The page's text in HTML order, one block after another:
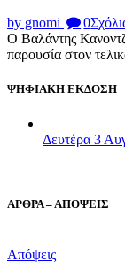
by gnomi 0
Ο Βαλάντης
παρουσία στον
ΨΗΦΙΑΚΗ ΕΚΔΟΣΗ
Δευτέρα 3
ΑΡΘΡΑ – ΑΠΟΨΕΙΣ
Απόψεις